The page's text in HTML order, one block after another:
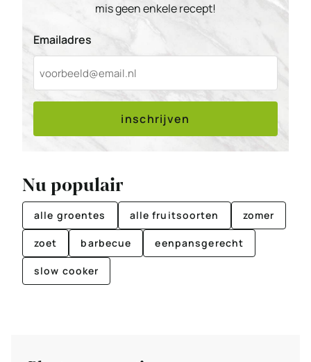
mis geen enkele recept!
Emailadres
inschrijven
Nu populair
alle groentes alle fruitsoorten zomer
zoet barbecue eenpansgerecht
slow cooker